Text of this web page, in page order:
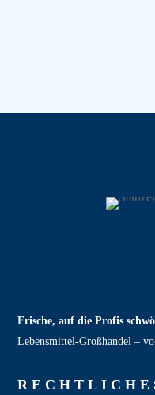
Frische, auf die Profis
Lebensmittel‑Großhandel –